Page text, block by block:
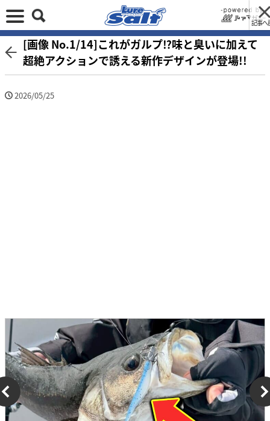
記事へ
[画像 No.1/14]これがガルプ⁉味と臭いに加えて
超絶アクションで誘える新作デザインが登場!!
2026/05/25